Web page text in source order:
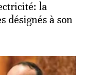
la
désignés à son